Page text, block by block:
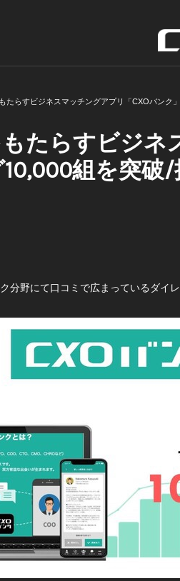
たらすビジネスマッチングアプリ「CXOバンク
たらすビジネ
組を突破
分野にて口コミで広まっているダイ